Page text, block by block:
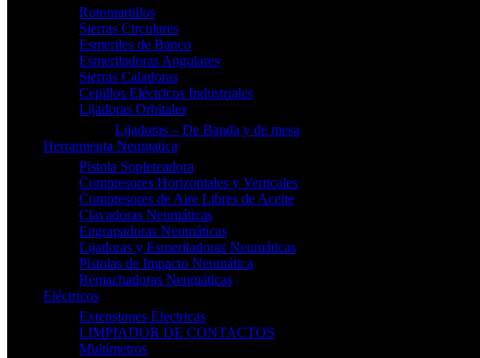
Rotomartillos
Sierras Circulares
Esmeriles de Banco
Esmeriladoras Angulares
Sierras Caladoras
Cepillos Eléctricos Industriales
Lijadoras Orbitales
Lijadoras – De Banda y de mesa
Herramienta Neumatica
Pistola Sopleteadora
Compresores Horizontales y Verticales
Compresores de Aire Libres de Aceite
Clavadoras Neumáticas
Engrapadoras Neumáticas
Lijadoras y Esmeriladoras Neumáticas
Pistolas de Impacto Neumática
Remachadoras Neumáticas
Eléctricos
Extensiones Electricas
LIMPIADOR DE CONTACTOS
Multímetros